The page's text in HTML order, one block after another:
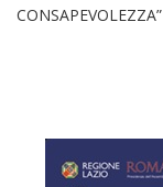
CONSAPEVOLEZZA”